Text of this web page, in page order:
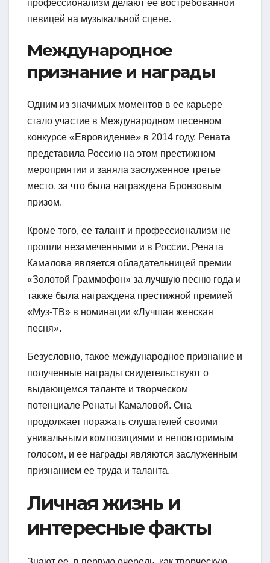
профессионализм делают ее востребованной
певицей на музыкальной сцене.
Международное
признание и награды
Одним из значимых моментов в ее карьере
стало участие в Международном песенном
конкурсе «Евровидение» в 2014 году. Рената
представила Россию на этом престижном
мероприятии и заняла заслуженное третье
место, за что была награждена Бронзовым
призом.
Кроме того, ее талант и профессионализм не
прошли незамеченными и в России. Рената
Камалова является обладательницей премии
«Золотой Граммофон» за лучшую песню года и
также была награждена престижной премией
«Муз-ТВ» в номинации «Лучшая женская
песня».
Безусловно, такое международное признание и
полученные награды свидетельствуют о
выдающемся таланте и творческом
потенциале Ренаты Камаловой. Она
продолжает поражать слушателей своими
уникальными композициями и неповторимым
голосом, и ее награды являются заслуженным
признанием ее труда и таланта.
Личная жизнь и
интересные факты